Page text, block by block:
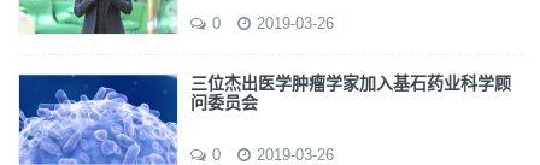
0 2019-03-26
三位杰出医学肿瘤学家加入基石药业科学顾
问委员会
0 2019-03-26